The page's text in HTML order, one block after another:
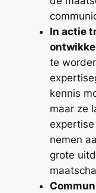
In actie
te
kennis
maar ze
nemen
grote